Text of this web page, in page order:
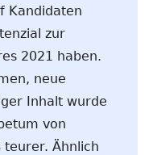
Kandidaten
zur
2021 haben.
neue
Inhalt wurde
von
teurer. Ähnlich